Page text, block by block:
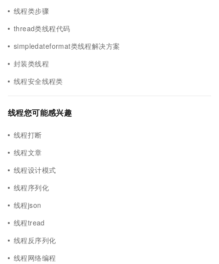
线程类步骤
thread类线程代码
simpledateformat类线程解决方案
封装类线程
线程安全线程类
线程您可能感兴趣
线程打断
线程文章
线程设计模式
线程序列化
线程json
线程tread
线程反序列化
线程网络编程